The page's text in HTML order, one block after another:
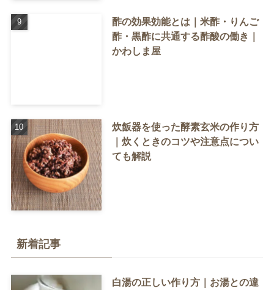
酢の効果効能とは｜米酢・りんご
酢・黒酢に共通する酢酸の働き｜
かわしま屋
炊飯器を使った酵素玄米の作り方
｜炊くときのコツや注意点につい
ても解説
新着記事
白湯の正しい作り方｜お湯との違